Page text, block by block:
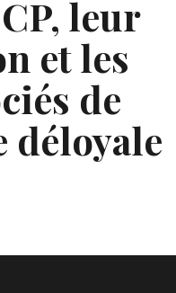
leur
et les
de
déloyale